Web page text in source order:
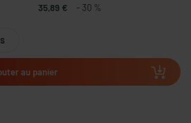
35,89 € - 30 %
au panier